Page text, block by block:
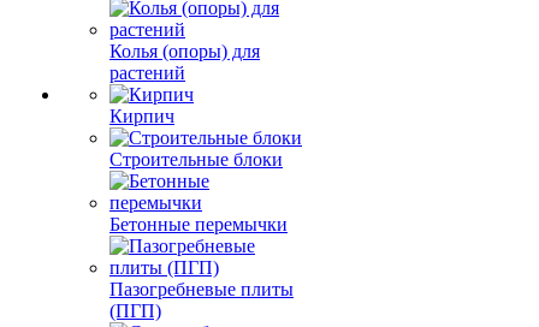
Колья (опоры) для
растений
Кирпич
Строительные блоки
Бетонные перемычки
Пазогребневые плиты
(ПГП)